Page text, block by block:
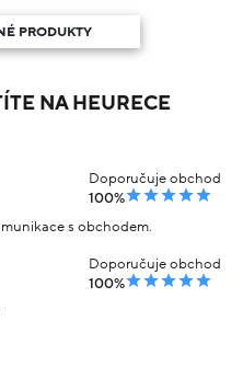
PRODUKTY
NA HEURECE
Doporučuje obchod
100%
s obchodem.
Doporučuje obchod
100%